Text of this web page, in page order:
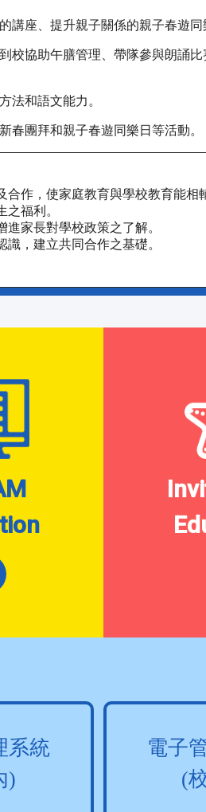
座、提升親子關係的親子春遊同
校協助午膳管理、帶隊參與朗誦
法和語文能力。
春團拜和親子春遊同樂日等活動。
合作，使家庭教育與學校教育能相
福利。
家長對學校政策之了解。
，建立共同合作之基礎。
系統
)
電子
(